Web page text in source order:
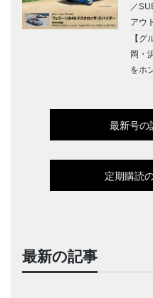
／
アウ
【
岡・
をホ
最新号の
定期購読
最新の記事